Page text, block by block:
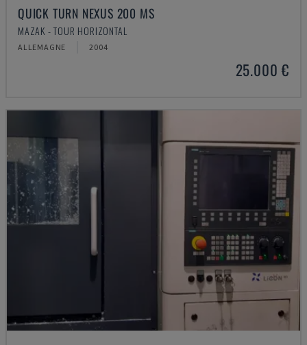
QUICK TURN NEXUS 200 MS
MAZAK - TOUR HORIZONTAL
ALLEMAGNE 2004
25.000 €